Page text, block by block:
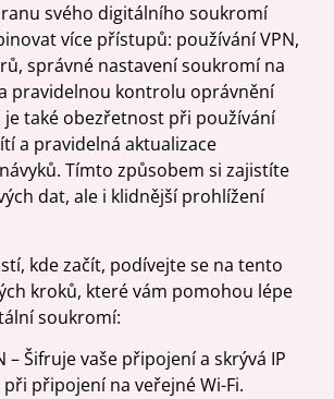
svého digitálního soukromí
více přístupů: používání VPN,
správné nastavení soukromí na
pravidelnou kontrolu oprávnění
je také obezřetnost při používání
a pravidelná aktualizace
Tímto způsobem si zajistíte
dat, ale i klidnější prohlížení
kde začít, podívejte se na tento
kroků, které vám pomohou lépe
soukromí:
– Šifruje vaše připojení a skrývá IP
připojení na veřejné Wi-Fi.